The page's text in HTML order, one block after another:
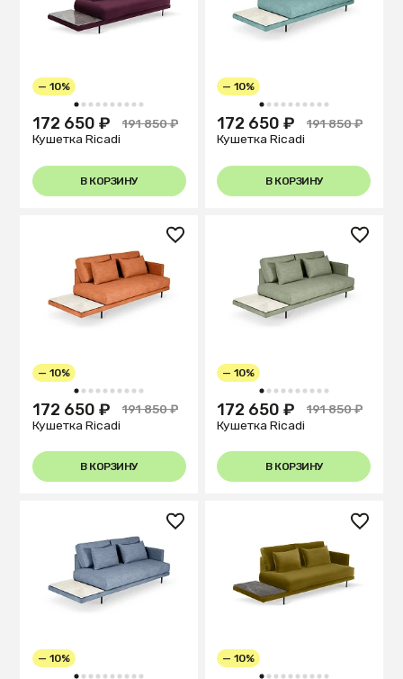
1 2 3 4 5 6 7 8 9 10
— 10%
172 650 ₽
191 850 ₽
Кушетка Ricadi
В КОРЗИНУ
1 2 3 4 5 6 7 8 9 10
— 10%
172 650 ₽
191 850 ₽
Кушетка Ricadi
В КОРЗИНУ
1 2 3 4 5 6 7 8 9 10
— 10%
172 650 ₽
191 850 ₽
Кушетка Ricadi
В КОРЗИНУ
1 2 3 4 5 6 7 8 9 10
— 10%
172 650 ₽
191 850 ₽
Кушетка Ricadi
В КОРЗИНУ
— 10% — 10%